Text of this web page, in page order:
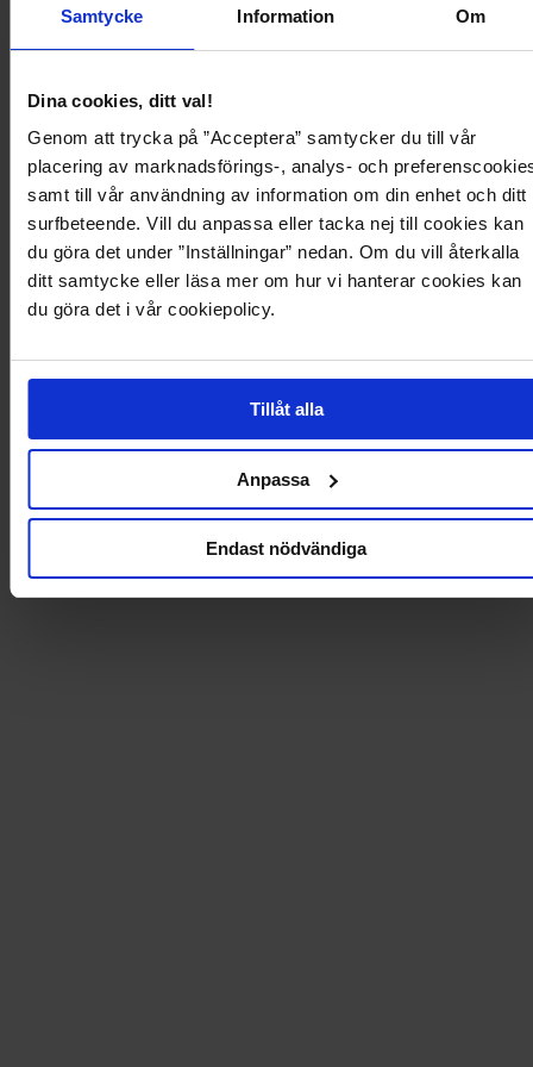
Samtycke Information Om
Dina cookies, ditt val!
Genom att trycka på ”Acceptera” samtycker du till vår
placering av marknadsförings-, analys- och
samt till vår användning av information om din enhet och ditt
surfbeteende. Vill du anpassa eller tacka nej till cookies kan
du göra det under ”Inställningar” nedan. Om du vill återkalla
ditt samtycke eller läsa mer om hur vi hanterar cookies kan
du göra det i vår cookiepolicy.
Tillåt alla
Anpassa
Endast nödvändiga
Produktbeskrivelse
- Heklet detalj ved midjen.
- Volanger på skjørtdelen.
- Knytbar detalj på halslinjen.
- Lengde fra skuldrene: 138cm i størrelse 36.
fra trær. Viskose fra produsenten Lenzing AG produseres av
holdbarhetssertifisert skog og produksjonsprosessen er optimert for å være
så ressurseffektiv som mulig.
Produktdetaljer